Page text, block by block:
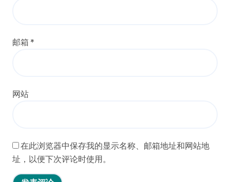
邮箱 *
网站
在此浏览器中保存我的显示名称、邮箱地址和网站地
址，以便下次评论时使用。